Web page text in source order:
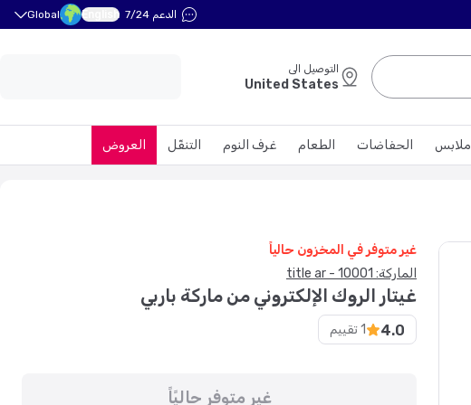
الدعم 7/24 English
Global
التوصيل الى
United States
العروض التنقّل غرف النوم الطعام الحفاضات ملابس
غير متوفر في المخزون حالياً
الماركة: 10001 - title ar
غيتار الروك الإلكتروني من ماركة باربي
4.0
1تقييم
غير متوفر حاليًاً